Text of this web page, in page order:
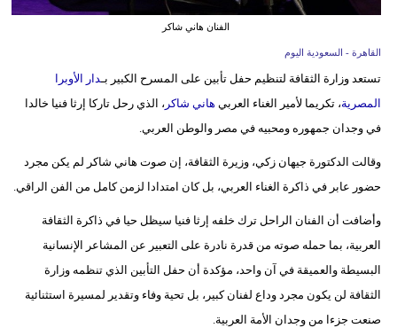
تعليم
وتكنولوجيا
مدوَّنات
أبراج
فيديو
سيارات
الفنان هاني شاكر
القاهرة - السعودية اليوم
تستعد وزارة الثقافة لتنظيم حفل تأبين على المسرح الكبير بـدار الأوبرا
المصرية، تكريما لأمير الغناء العربي هاني شاكر ، الذي رحل تاركا إرثا فنيا خالدا
في وجدان جمهوره ومحبيه في مصر والوطن العربي.
وقالت الدكتورة جيهان زكي، وزيرة الثقافة، إن صوت هاني شاكر لم يكن مجرد
حضور عابر في ذاكرة الغناء العربي، بل كان امتدادا لزمن كامل من الفن الراقي.
وأضافت أن الفنان الراحل ترك خلفه إرثا فنيا سيظل حيا في ذاكرة الثقافة
العربية، بما حمله صوته من قدرة نادرة على التعبير عن المشاعر الإنسانية
البسيطة والعميقة في آن واحد، مؤكدة أن حفل التأبين الذي تنظمه وزارة
الثقافة لن يكون مجرد وداع لفنان كبير، بل تحية وفاء وتقدير لمسيرة استثنائية
صنعت جزءا من وجدان الأمة العربية.